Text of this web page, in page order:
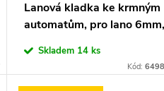
Lanová kladka ke krmným
automatům, pro lano 6mm,
Skladem 14 ks
Kód: